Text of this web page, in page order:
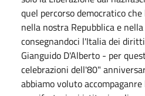
quel percorso democratico
nella nostra Repubblica e
consegnandoci l'Italia dei
Gianguido D'Alberto - per
celebrazioni dell'80"
abbiamo voluto